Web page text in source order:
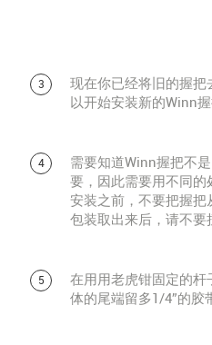
现在你已经将旧的握
以开始安装新的Winn握
需要知道Winn握把不
要，因此需要用不同
安装之前，不要把握
包装取出来后，请不要
在用用老虎钳固定的
体的尾端留多1/4”的胶